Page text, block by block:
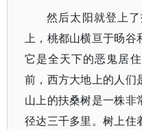
然后太阳就登上
上，桃都山横亘于旸谷
它是全天下的恶鬼居
前，西方大地上的人们
山上的扶桑树是一株非
径达三千多里。树上住